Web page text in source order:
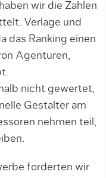
wir die Zahlen
Verlage und
das Ranking einen
Agenturen,
nicht gewertet,
Gestalter am
nehmen teil,
forderten wir